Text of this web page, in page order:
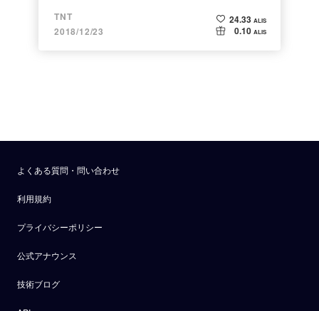
TNT
2018/12/23
24.33 ALIS
0.10 ALIS
よくある質問・問い合わせ
利用規約
プライバシーポリシー
公式アナウンス
技術ブログ